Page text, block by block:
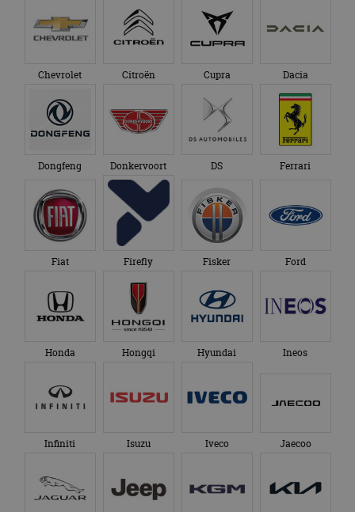
Chevrolet Citroën Cupra Dacia
Dongfeng Donkervoort DS Ferrari
Fiat Firefly Fisker Ford
Honda Hongqi Hyundai Ineos
Infiniti Isuzu Iveco Jaecoo